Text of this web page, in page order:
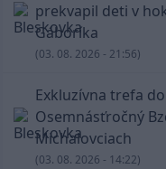
prekvapil deti v
Gáboríka
(03. 08. 2026 - 21:56)
Exkluzívna trefa
Osemnásťročný
Michalovciach
(03. 08. 2026 - 14:22)